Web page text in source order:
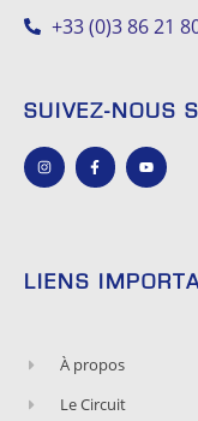
+33 (0)3 86 21
SUIVEZ-NOUS
LIENS
À propos
Le Circuit